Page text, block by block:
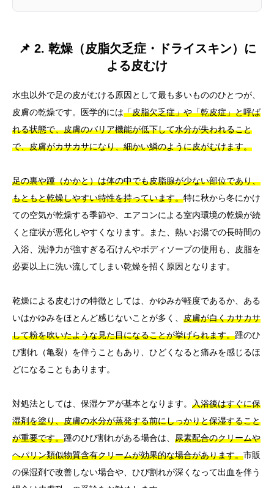
📌 2. 乾燥（皮脂欠乏症・ドライスキン）に
よる皮むけ
水虫以外で足の皮がむける原因として最も多いもののひとつが、
皮膚の乾燥です。医学的には「皮脂欠乏症」や「乾皮症」と呼ば
れる状態で、皮膚のバリア機能が低下して水分が失われること
で、皮膚がカサカサになり、細かい鱗のように皮がむけます。
足の裏や踵（かかと）は体の中でも皮脂腺が少ない部位であり、
もともと乾燥しやすい特性を持っています。特に秋から冬にかけ
ての空気が乾燥する季節や、エアコンによる室内環境の乾燥が続
くと症状が悪化しやすくなります。また、熱いお湯での長時間の
入浴、洗浄力が強すぎる石けんやボディソープの使用も、皮脂を
必要以上に洗い流してしまい乾燥を招く原因となります。
乾燥による皮むけの特徴としては、かゆみが軽度であるか、ある
いはかゆみをほとんど感じないことが多く、 皮膚が白くカサカサ
して粉を吹いたような見た目になることが挙げられます。踵のひ
び割れ（亀裂）を伴うこともあり、ひどくなると痛みを感じるほ
どになることもあります。
対処法としては、保湿ケアが基本となります。 入浴後はすぐに保
湿剤を塗り、皮膚の水分が蒸発する前にしっかりと保湿すること
が重要です。踵のひび割れがある場合は、 尿素配合のクリームや
ヘパリン類似物質含有クリームが効果的な場合があります。市販
の保湿剤で改善しない場合や、ひび割れが深くなって出血を伴う